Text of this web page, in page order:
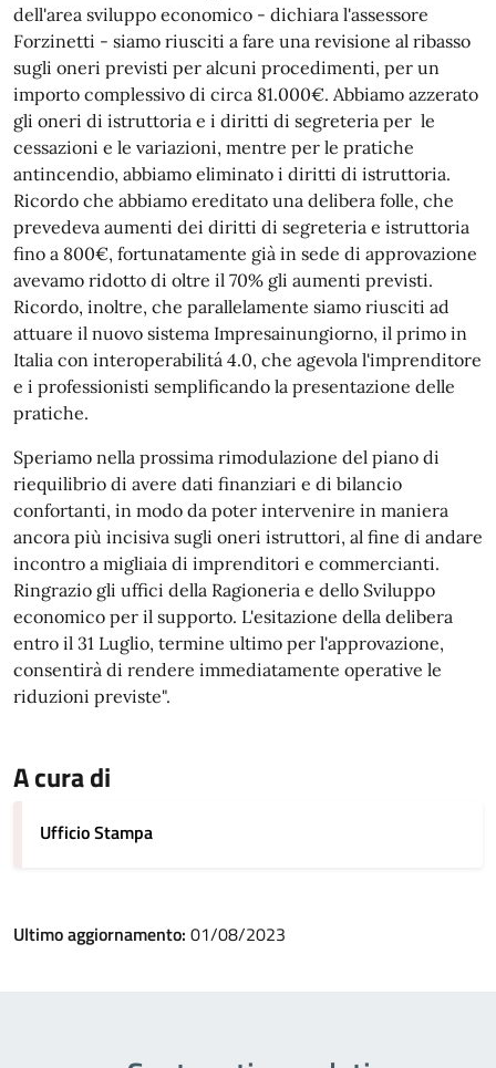
dell'area sviluppo economico - dichiara l'assessore
Forzinetti - siamo riusciti a fare una revisione al ribasso
sugli oneri previsti per alcuni procedimenti, per un
importo complessivo di circa 81.000€. Abbiamo azzerato
gli oneri di istruttoria e i diritti di segreteria per le
cessazioni e le variazioni, mentre per le pratiche
antincendio, abbiamo eliminato i diritti di istruttoria.
Ricordo che abbiamo ereditato una delibera folle, che
prevedeva aumenti dei diritti di segreteria e istruttoria
fino a 800€, fortunatamente già in sede di approvazione
avevamo ridotto di oltre il 70% gli aumenti previsti.
Ricordo, inoltre, che parallelamente siamo riusciti ad
attuare il nuovo sistema Impresainungiorno, il primo in
Italia con interoperabilitá 4.0, che agevola l'imprenditore
e i professionisti semplificando la presentazione delle
pratiche.
Speriamo nella prossima rimodulazione del piano di
riequilibrio di avere dati finanziari e di bilancio
confortanti, in modo da poter intervenire in maniera
ancora più incisiva sugli oneri istruttori, al fine di andare
incontro a migliaia di imprenditori e commercianti.
Ringrazio gli uffici della Ragioneria e dello Sviluppo
economico per il supporto. L'esitazione della delibera
entro il 31 Luglio, termine ultimo per l'approvazione,
consentirà di rendere immediatamente operative le
riduzioni previste".
A cura di
Ufficio Stampa
Ultimo aggiornamento: 01/08/2023